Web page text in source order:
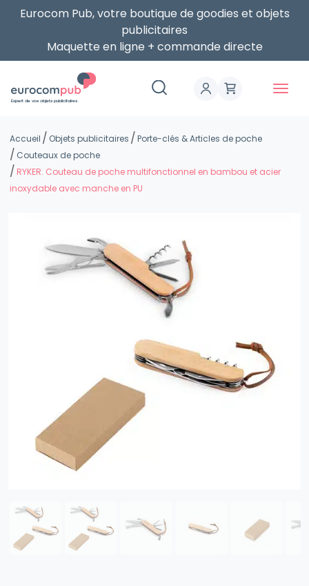
Eurocom Pub, votre boutique de goodies et objets
publicitaires
Maquette en ligne + commande directe
Expert de vos objets publicitaires
Accueil Objets publicitaires
Porte-clés & Articles de poche
Couteaux de poche
RYKER. Couteau de poche multifonctionnel en bambou et acier
inoxydable avec manche en PU